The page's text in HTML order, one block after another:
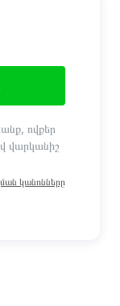
ովքեր
վարկանիշ
կանոնները